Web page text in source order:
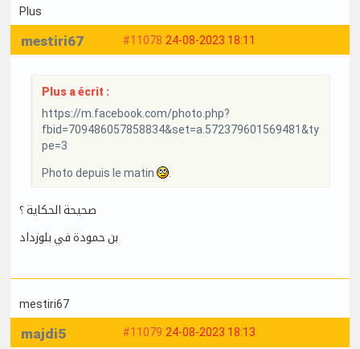
Plus
#11078 24-08-2023 18:11
mestiri67
Plus a écrit :
https://m.facebook.com/photo.php?
fbid=709486057858834&set=a.572379601569481&ty
pe=3
Photo depuis le matin .
صحيحة الحكاية ؟
بن حمودة في بلوزداد
mestiri67
#11079 24-08-2023 18:13
majdi5